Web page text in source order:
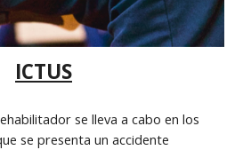
ICTUS
se lleva a cabo en los
se presenta un accidente